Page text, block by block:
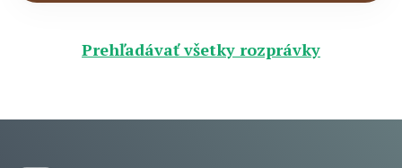
Prehľadávať všetky rozprávky